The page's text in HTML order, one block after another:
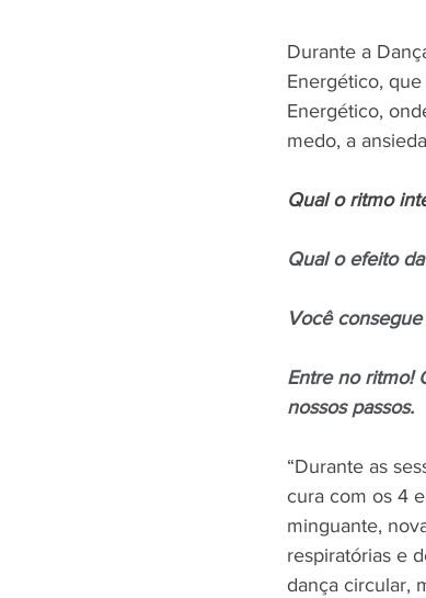
Durante a
Energético,
Energético,
medo, a
Qual o ritmo
Qual o efeito
Você
Entre no ritmo!
nossos passos.
“Durante as
cura com os 4
minguante,
respiratórias e
dança circular,